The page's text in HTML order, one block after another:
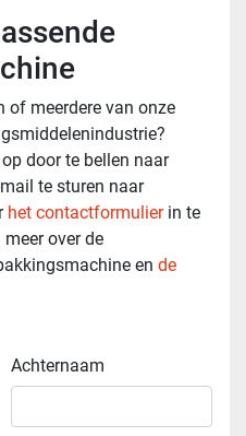
of meerdere van onze
door te bellen naar
te sturen naar
het contactformulierin te
over de
en de
Achternaam